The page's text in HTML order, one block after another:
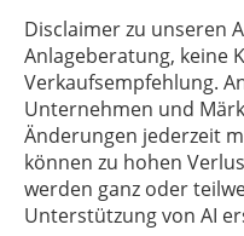
Disclaimer zu unseren
Anlageberatung, keine
Verkaufsempfehlung.
Unternehmen und
Änderungen jederzeit
können zu hohen
werden ganz oder
Unterstützung von AI